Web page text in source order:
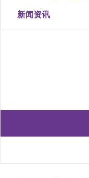
新闻资讯